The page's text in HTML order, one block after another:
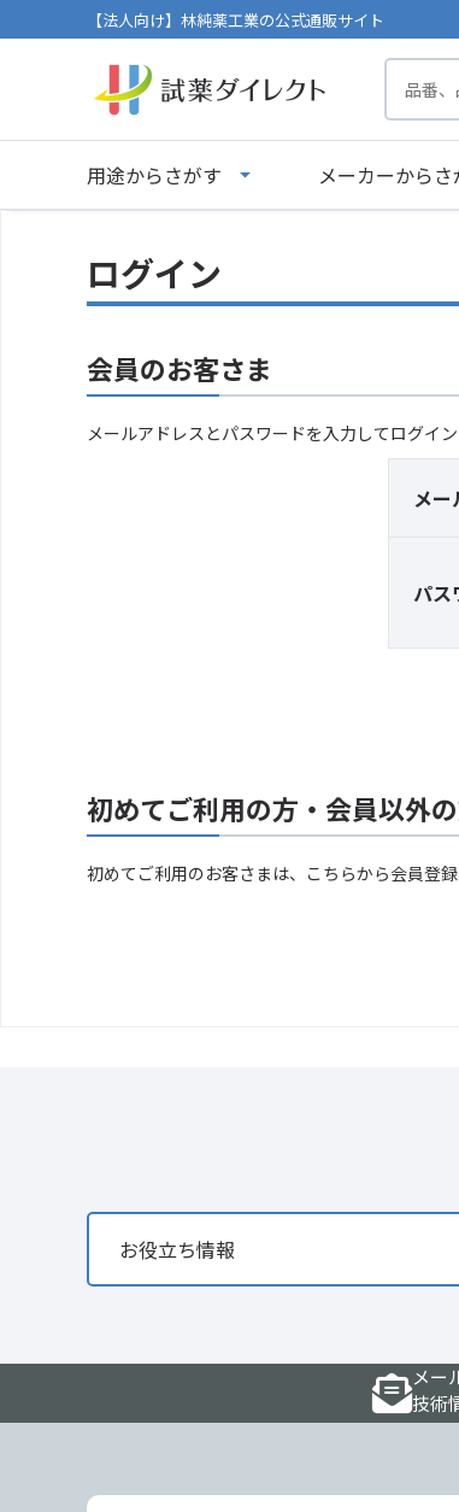
【法人向け】林純薬工業の公式通販サイト
用途からさがす メーカーからさ
ログイン
会員のお客さま
メールアドレスとパスワードを入力してログイン
メー
パス
初めてご利用の方・会員以外
初めてご利用のお客さまは、こちらから会員登録
お役立ち情報
メー
技術